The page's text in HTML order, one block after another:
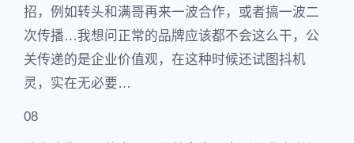
招，例如转头和满哥再来一波合作，或者搞一波二
次传播…我想问正常的品牌应该都不会这么干，公
关传递的是企业价值观，在这种时候还试图抖机
灵，实在无必要…
08